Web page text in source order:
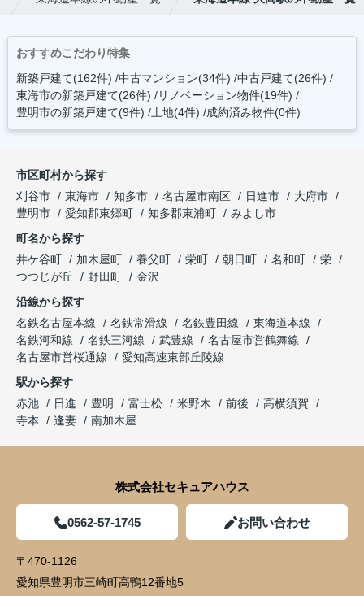
おすすめこだわり特集
新築戸建て(162件) 中古マンション(34件) 中古戸建て(26件)
東海市の新築戸建て(26件) リノベーション物件(19件)
豊明市の新築戸建て(9件) 土地(4件) 成約済み物件(0件)
市区町村から探す
刈谷市
東海市 知多市 名古屋市南区 日進市
大府市
豊明市
愛知郡東郷町 知多郡東浦町
みよし市
町名から探す
井ケ谷町
加木屋町 養父町 栄町 朝日町 名和町
栄
つつじが丘
野田町
金沢
沿線から探す
名鉄名古屋本線
名鉄常滑線 名鉄豊田線
東海道本線
名鉄河和線
名鉄三河線 武豊線
名古屋市営鶴舞線
名古屋市営桜通線
愛知高速東部丘陵線
駅から探す
赤池
日進 豊明 富士松 米野木 前後
高横須賀
寺本
逢妻 南加木屋
株式会社セキュアハウス
0562-57-1745 お問い合わせ
〒470-1126
愛知県豊明市三崎町高鴨12番地5